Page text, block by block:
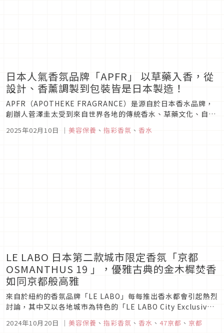
日本人氣香氛品牌「APFR」 以草藥入香，從
設計、香薰調製到包裝皆是日本製造！
APFR（APOTHEKE FRAGRANCE）是源自於日本香水品牌，
創辦人菅澤圭太受到來自世界各地的傳統香水、草藥文化、自然
注融入現代設計中，創造出品牌中的各種香薰。所有 APFR 的香
2025年02月10日 ｜ 美容保養 、 指彩香氛 、 香水
LE LABO 日本第二款城市限定香氛「京都
OSMANTHUS 19 」，優雅古典的金木樨焚香
如同京都般高雅
來自於紐約的香氛品牌「LE LABO」每每推出香水都會引起熱烈
討論，其中又以各地城市為特色的「LE LABO City Exclusives
推出一款新的城市，包含了現有的柏林（CEDRAT 37）、巴黎
2024年10月20日 ｜ 美容保養 、 指彩香氛 、 香水 、 47京都 、 京都